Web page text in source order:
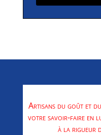
Artisans du goût et
votre savoir-faire en
à la rigueur